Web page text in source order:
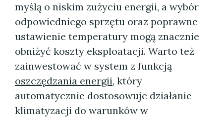
myślą o niskim zużyciu energii, a wybór
odpowiedniego sprzętu oraz poprawne
ustawienie temperatury mogą znacznie
obniżyć koszty eksploatacji. Warto też
zainwestować w system z funkcją
oszczędzania energii, który
automatycznie dostosowuje działanie
klimatyzacji do warunków w